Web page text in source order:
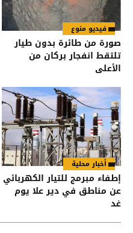
فيديو منوع
صورة من طائرة بدون طيار
تلتقط انفجار بركان من
الأعلى
أخبار محلية
إطفاء مبرمج للتيار الكهربائي
عن مناطق في دير علا يوم
غد